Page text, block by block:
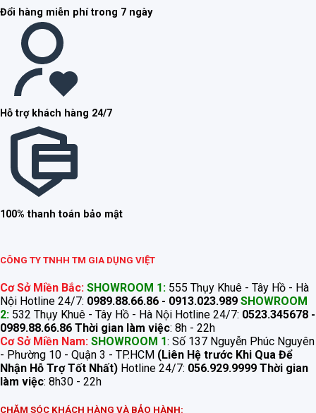
Đổi hàng miễn phí trong 7 ngày
Hỗ trợ khách hàng 24/7
100% thanh toán bảo mật
CÔNG TY TNHH TM GIA DỤNG VIỆT
Cơ Sở Miền Bắc: SHOWROOM 1: 555 Thụy Khuê - Tây Hồ - Hà
Nội Hotline 24/7: 0989.88.66.86 - 0913.023.989 SHOWROOM
2: 532 Thụy Khuê - Tây Hồ - Hà Nội Hotline 24/7: 0523.345678 -
0989.88.66.86 Thời gian làm việc: 8h - 22h
Cơ Sở Miền Nam: SHOWROOM 1: Số 137 Nguyễn Phúc Nguyên
- Phường 10 - Quận 3 - TP.HCM (Liên Hệ trước Khi Qua Để
Nhận Hỗ Trợ Tốt Nhất) Hotline 24/7: 056.929.9999 Thời gian
làm việc: 8h30 - 22h
CHĂM SÓC KHÁCH HÀNG VÀ BẢO HÀNH: